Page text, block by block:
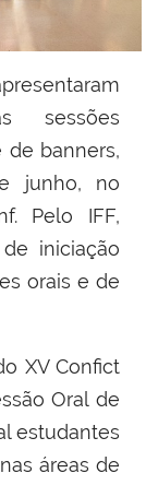
sessões
de banners,
junho, no
Pelo IFF,
iniciação
orais e de
XV Confict
Oral de
estudantes
áreas de